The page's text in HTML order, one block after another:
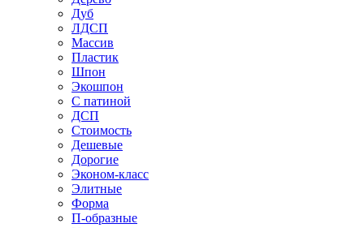
Дуб
ЛДСП
Массив
Пластик
Шпон
Экошпон
С патиной
ДСП
Стоимость
Дешевые
Дорогие
Эконом-класс
Элитные
Форма
П-образные